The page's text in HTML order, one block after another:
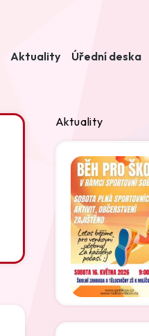
Aktuality Úřední deska
Aktuality